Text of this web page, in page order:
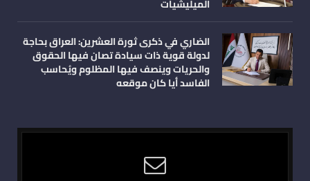
الميليشيات
الضاري في ذكرى ثورة العشرين: العراق بحاجة
لدولة قوية ذات سيادة تصان فيها الحقوق
والحريات وينصف فيها المظلوم ويُحاسب
الفاسد أيا كان موقعه